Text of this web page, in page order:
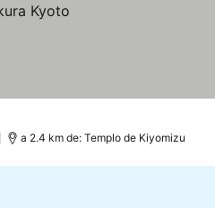
a 2.4 km de: Templo de Kiyomizu